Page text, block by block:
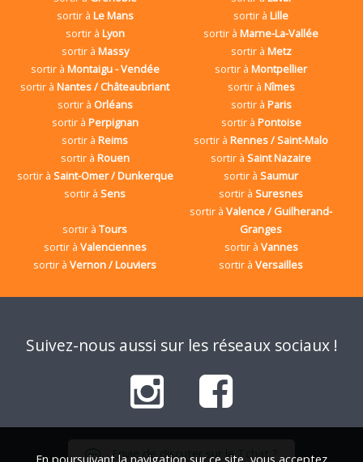
sortir à Le Mans sortir àLille
sortir à Lyon sortir àMarne-La-Vallée
sortir à Massy sortir à Metz
sortir à Montaigu - Vendée sortir àMontpellier
sortir àNantes / Châteaubriant sortir à Nîmes
sortir à Orléans sortir à Paris
sortir à Perpignan sortir à Pontoise
sortir àReims sortir àRennes / Saint-Malo
sortir à Rouen sortir àSaint Nazaire
sortir à Saint-Omer / Dunkerque sortir àSaumur
sortir àSens sortir àSuresnes
sortir àTours
sortir àValence / Guilherand-
Granges
sortir à Valenciennes sortir à Vannes
sortir àVernon / Louviers sortir àVersailles
Suivez-nous aussi sur les réseaux sociaux !
Envie de discuter sur le Tchat ?